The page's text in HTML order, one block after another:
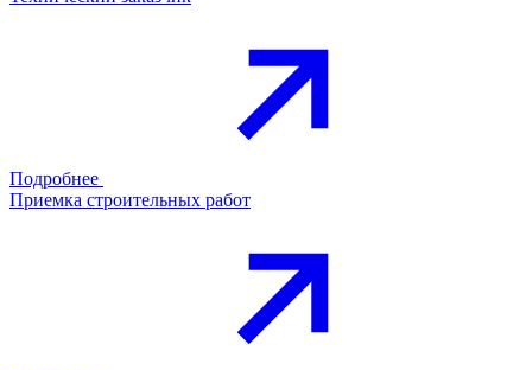
Подробнее
Приемка строительных работ